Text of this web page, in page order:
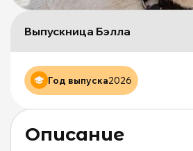
Описание
Выпускница Бэлла
Год выпуска2026